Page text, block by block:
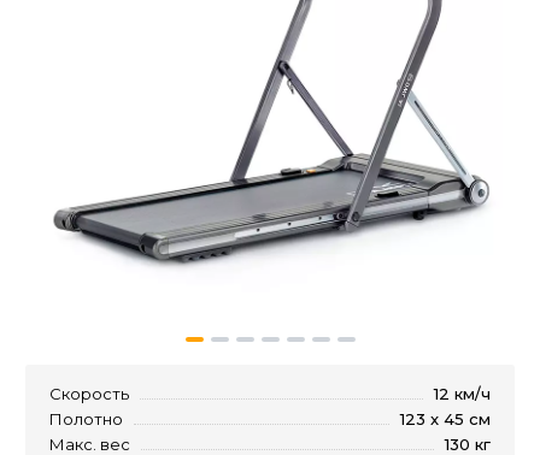
Скорость
12 км/ч
Полотно
123 x 45 см
Макс. вес
130 кг